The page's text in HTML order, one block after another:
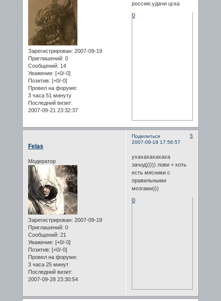
Зарегистрирован: 2007-09-19
Приглашений: 0
Сообщений: 14
Уважение: [+0/-0]
Позитив: [+0/-0]
Провел на форуме:
3 часа 51 минуту
Последний визит:
2007-09-21 23:32:37
россию.удачи цска
0
Поделиться
5
2007-09-19 17:56:57
Felas
Модератор
Зарегистрирован: 2007-09-19
Приглашений: 0
Сообщений: 21
Уважение: [+0/-0]
Позитив: [+0/-0]
Провел на форуме:
3 часа 25 минут
Последний визит:
2007-09-28 23:30:54
ухахахахахаха
зачод))))) лови + хоть
есть мясники с
правильными
мозгами)))
0